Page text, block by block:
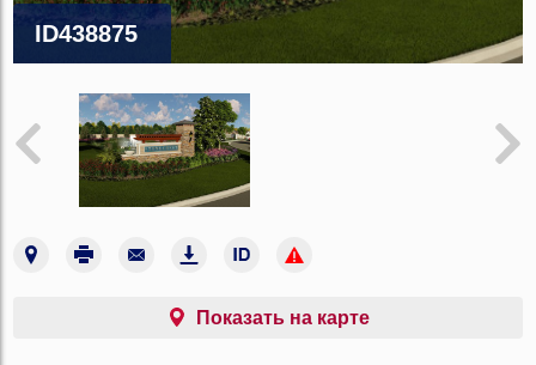
ID438875
Показать на карте